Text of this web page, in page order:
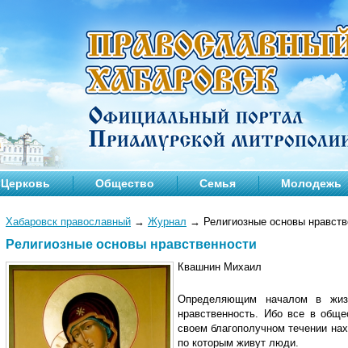
Церковь Общество Семья Молодежь
Хабаровск православный → Журнал → Религиозные основы
Религиозные основы нравственности
Квашнин Михаил
Определяющим началом в
нравственность. Ибо все в
своем благополучном течении
по которым живут люди.